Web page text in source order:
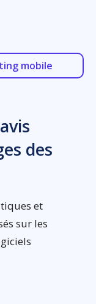
mobile
des
et
sur les